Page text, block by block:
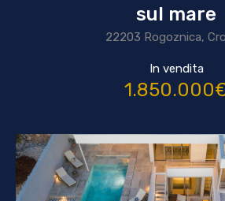
sul mare
22203 Rogoznica,
In vendita